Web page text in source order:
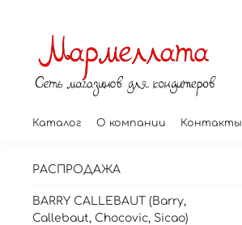
Каталог О компании Контакты
РАСПРОДАЖА
BARRY CALLEBAUT (Barry,
Callebaut, Chocovic, Sicao)